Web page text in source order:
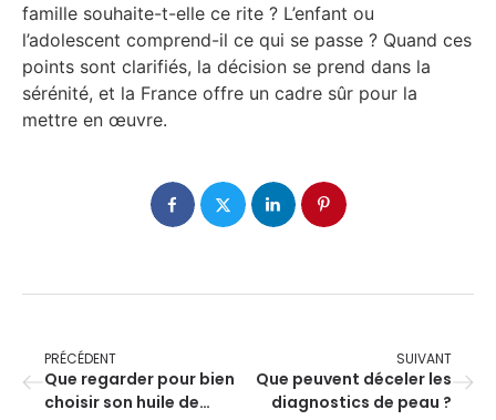
famille souhaite-t-elle ce rite ? L’enfant ou
l’adolescent comprend-il ce qui se passe ? Quand ces
points sont clarifiés, la décision se prend dans la
sérénité, et la France offre un cadre sûr pour la
mettre en œuvre.
PRÉCÉDENT
Que regarder pour bien
choisir son huile de
SUIVANT
Que peuvent déceler les
diagnostics de peau ?